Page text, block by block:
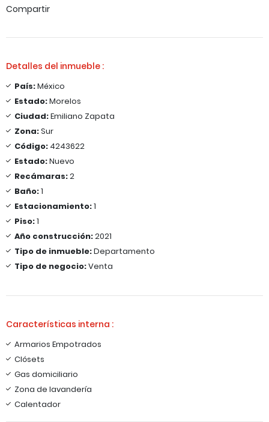
Compartir
Detalles del inmueble :
País:México
Estado:Morelos
Ciudad:Emiliano Zapata
Zona:Sur
Código: 4243622
Estado:Nuevo
Recámaras:2
Baño:1
Estacionamiento:1
Piso:1
Año construcción:2021
Tipo de inmueble:Departamento
Tipo de negocio:Venta
Características interna :
Armarios Empotrados
Clósets
Gas domiciliario
Zona de lavandería
Calentador